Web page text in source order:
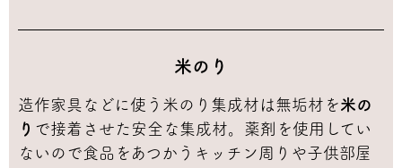
米のり
造作家具などに使う米のり集成材は無垢材を米の
り で接着させた安全な集成材。薬剤を使用してい
ないので食品をあつかうキッチン周りや子供部屋